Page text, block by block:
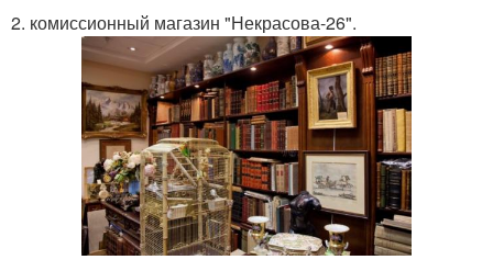
2. комиссионный магазин "Некрасова-26".